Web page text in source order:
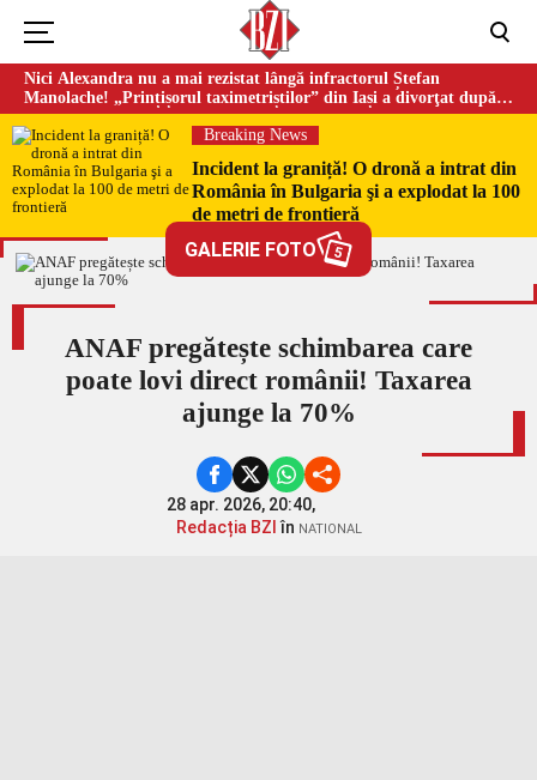
Nici Alexandra nu a mai rezistat lângă infractorul Ștefan
Manolache! „Prințișorul taximetriștilor” din Iași a divorţat după
doi ani de căsnicie
Breaking News
Incident la graniță! O dronă a intrat din
România în Bulgaria şi a explodat la 100
de metri de frontieră
GALERIE FOTO 5
ANAF pregătește schimbarea care
poate lovi direct românii! Taxarea
ajunge la 70%
28 apr. 2026, 20:40,
Redacția BZI în NATIONAL